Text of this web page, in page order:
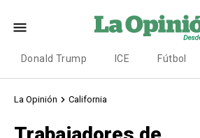
Donald Trump ICE Fútbol
La Opinión California